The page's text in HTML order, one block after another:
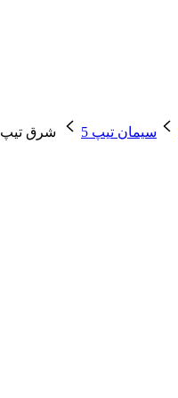
سیمان تیپ 5 شرق تیپ 5-425 پاکت